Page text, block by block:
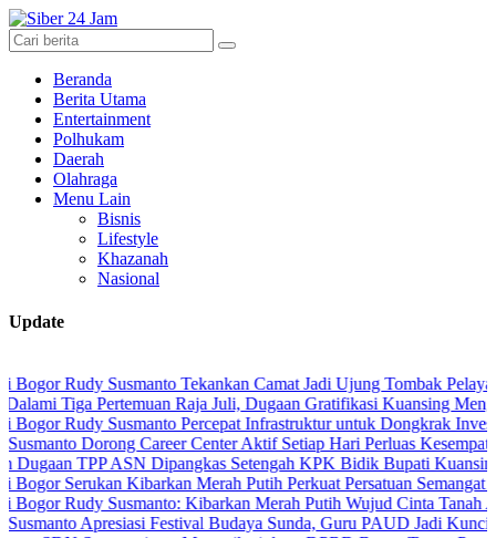
Beranda
Berita Utama
Entertainment
Polhukam
Daerah
Olahraga
Menu Lain
Bisnis
Lifestyle
Khazanah
Nasional
Update
Susmanto Tekankan Camat Jadi Ujung Tombak Pelayanan
Pertemuan Raja Juli, Dugaan Gratifikasi Kuansing Menguat
Susmanto Percepat Infrastruktur untuk Dongkrak Investasi
Dorong Career Center Aktif Setiap Hari Perluas Kesempatan Kerja
ASN Dipangkas Setengah KPK Bidik Bupati Kuansing
Kibarkan Merah Putih Perkuat Persatuan Semangat
Susmanto: Kibarkan Merah Putih Wujud Cinta Tanah Air
Apresiasi Festival Budaya Sunda, Guru PAUD Jadi Kunci